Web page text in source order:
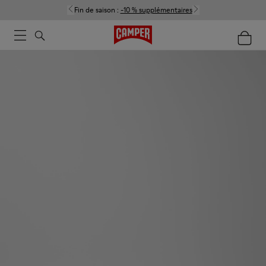
Fin de saison : -10 % supplémentaires